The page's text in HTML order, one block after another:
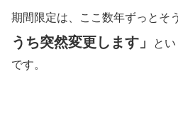
期間限定は、ここ数年ずっとそ
うち突然変更します」
と
です。